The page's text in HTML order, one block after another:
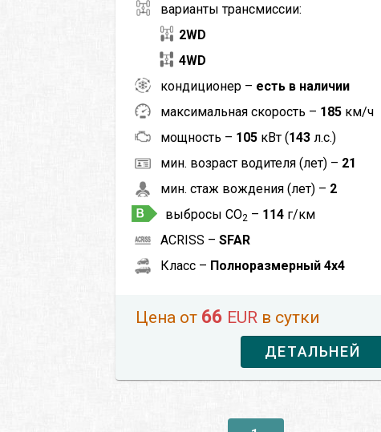
варианты трансмиссии:
2WD
4WD
кондиционер – есть в наличии
максимальная скорость – 185 км/ч
мощность – 105 кВт (143 л.с.)
мин. возраст водителя (лет) – 21
мин. стаж вождения (лет) – 2
выбросы CO2 – 114 г/км
ACRISS –SFAR
Класс – Полноразмерный 4x4
Цена от 66 EUR в сутки
ДЕТАЛЬНЕЙ